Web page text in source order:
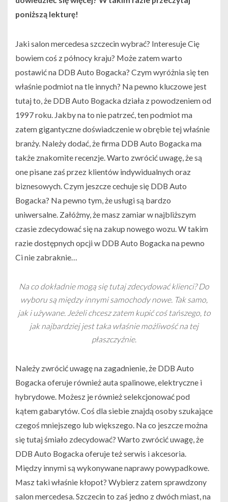
poniższą lekturę!
Jaki salon mercedesa szczecin wybrać? Interesuje Cię
bowiem coś z północy kraju? Może zatem warto
postawić na DDB Auto Bogacka? Czym wyróżnia się ten
właśnie podmiot na tle innych? Na pewno kluczowe jest
tutaj to, że DDB Auto Bogacka działa z powodzeniem od
1997 roku. Jakby na to nie patrzeć, ten podmiot ma
zatem gigantyczne doświadczenie w obrębie tej właśnie
branży. Należy dodać, że firma DDB Auto Bogacka ma
także znakomite recenzje. Warto zwrócić uwagę, że są
one pisane zaś przez klientów indywidualnych oraz
biznesowych. Czym jeszcze cechuje się DDB Auto
Bogacka? Na pewno tym, że usługi są bardzo
uniwersalne. Załóżmy, że masz zamiar w najbliższym
czasie zdecydować się na zakup nowego wozu. W takim
razie dostępnych opcji w DDB Auto Bogacka na pewno
Ci nie zabraknie…
Na co dokładnie mogą się tutaj zdecydować klienci? Do
wyboru są między innymi samochody nowe. Tak samo,
jak i używane. Jeżeli chcesz zatem kupić coś tańszego, to
jak najbardziej jest taka właśnie możliwość na tej
płaszczyźnie.
Należy zwrócić uwagę na zagadnienie, że DDB Auto
Bogacka oferuje również auta spalinowe, elektryczne i
hybrydowe. Możesz je również selekcjonować pod
kątem gabarytów. Coś dla siebie znajdą osoby szukające
czegoś mniejszego lub większego. Na co jeszcze można
się tutaj śmiało zdecydować? Warto zwrócić uwagę, że
DDB Auto Bogacka oferuje też serwis i akcesoria.
Między innymi są wykonywane naprawy powypadkowe.
Masz taki właśnie kłopot? Wybierz zatem sprawdzony
salon mercedesa. Szczecin to zaś jedno z dwóch miast, na